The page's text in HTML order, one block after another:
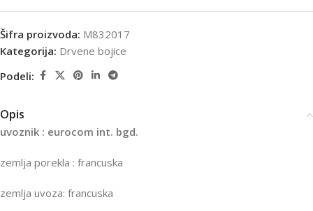
Šifra proizvoda: M832017
Kategorija: Drvene bojice
Podeli:
Opis
uvoznik : eurocom int. bgd.
zemlja porekla : francuska
zemlja uvoza: francuska